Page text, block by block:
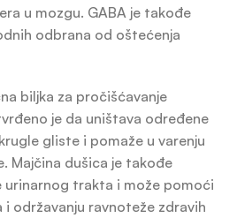
u mozgu. GABA je takođe
odbrana od oštećenja
biljka za pročišćavanje
je da uništava određene
gliste i pomaže u varenju
Majčina dušica je takođe
urinarnog trakta i može pomoći
i održavanju ravnoteže zdravih